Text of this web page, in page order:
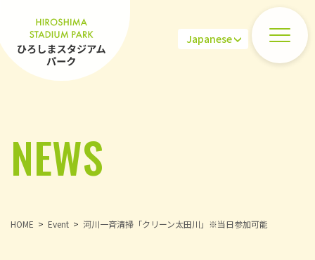
NEWS
HOME Event 河川一斉清掃「クリーン太田川」※当日参加可能